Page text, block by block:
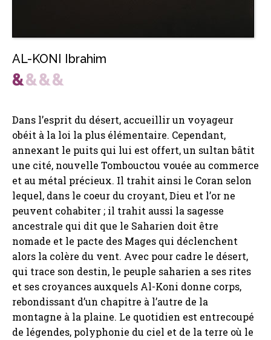
AL-KONI Ibrahim
Dans l’esprit du désert, accueillir un voyageur
obéit à la loi la plus élémentaire. Cependant,
annexant le puits qui lui est offert, un sultan bâtit
une cité, nouvelle Tombouctou vouée au commerce
et au métal précieux. Il trahit ainsi le Coran selon
lequel, dans le coeur du croyant, Dieu et l’or ne
peuvent cohabiter ; il trahit aussi la sagesse
ancestrale qui dit que le Saharien doit être
nomade et le pacte des Mages qui déclenchent
alors la colère du vent. Avec pour cadre le désert,
qui trace son destin, le peuple saharien a ses rites
et ses croyances auxquels Al-Koni donne corps,
rebondissant d’un chapitre à l’autre de la
montagne à la plaine. Le quotidien est entrecoupé
de légendes, polyphonie du ciel et de la terre où le